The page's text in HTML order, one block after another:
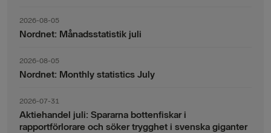
2026-08-05
Nordnet: Månadsstatistik juli
2026-08-05
Nordnet: Monthly statistics July
2026-07-31
Aktiehandel juli: Spararna bottenfiskar i
rapportförlorare och söker trygghet i svenska giganter